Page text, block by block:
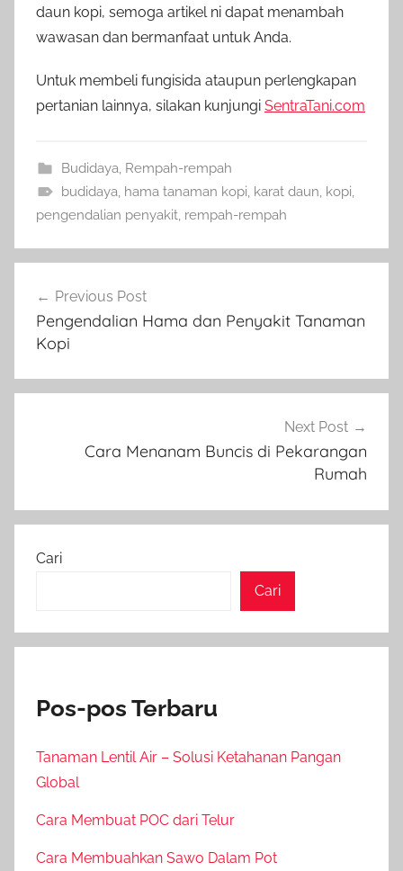
daun kopi, semoga artikel ni dapat menambah
wawasan dan bermanfaat untuk Anda.
Untuk membeli fungisida ataupun perlengkapan
pertanian lainnya, silakan kunjungi SentraTani.com
Budidaya, Rempah-rempah
budidaya, hama tanaman kopi, karat daun, kopi,
pengendalian penyakit, rempah-rempah
pos
Previous Post
Pengendalian Hama dan Penyakit Tanaman
Kopi
Next Post
Cara Menanam Buncis di Pekarangan
Rumah
Cari
Cari
Pos-pos Terbaru
Tanaman Lentil Air – Solusi Ketahanan Pangan
Global
Cara Membuat POC dari Telur
Cara Membuahkan Sawo Dalam Pot